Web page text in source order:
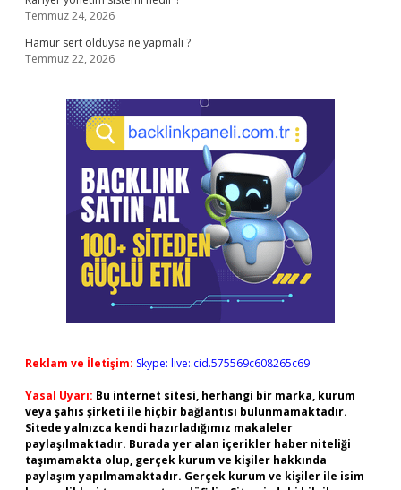
Temmuz 24, 2026
Hamur sert olduysa ne yapmalı ?
Temmuz 22, 2026
Reklam ve İletişim: Skype: live:.cid.575569c608265c69
Yasal Uyarı: Bu internet sitesi, herhangi bir marka, kurum
veya şahıs şirketi ile hiçbir bağlantısı bulunmamaktadır.
Sitede yalnızca kendi hazırladığımız makaleler
paylaşılmaktadır. Burada yer alan içerikler haber niteliği
taşımamakta olup, gerçek kurum ve kişiler hakkında
paylaşım yapılmamaktadır. Gerçek kurum ve kişiler ile isim